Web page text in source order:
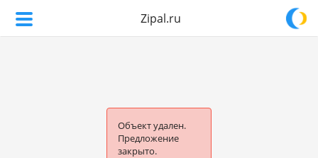
Zipal.ru
Объект удален.
Предложение
закрыто.